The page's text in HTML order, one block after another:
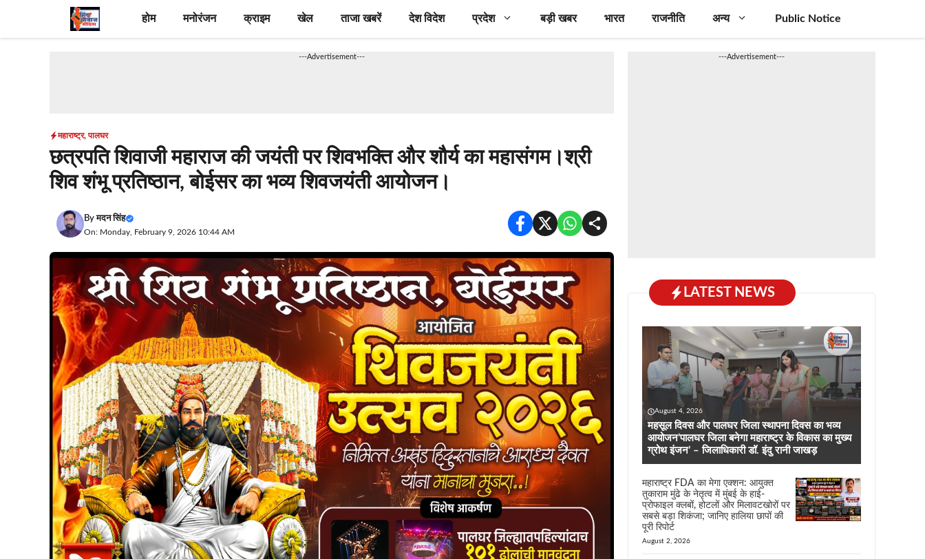
content
होम मनोरंजन क्राइम खेल ताजा खबरें देश विदेश प्रदेश बड़ी खबर भारत राजनीति अन्य Public Notice
---Advertisement---
महाराष्ट्र,पालघर
छत्रपति शिवाजी महाराज की जयंती पर शिवभक्ति और शौर्य का महासंगम।श्री
शिव शंभू प्रतिष्ठान, बोईसर का भव्य शिवजयंती आयोजन।
Byमदन सिंह
On: Monday, February 9, 2026 10:44 AM
---Advertisement---
LATEST NEWS
August 4, 2026
महसूल दिवस और पालघर जिला स्थापना दिवस का भव्य
आयोजन’पालघर जिला बनेगा महाराष्ट्र के विकास का मुख्य
ग्रोथ इंजन’ – जिलाधिकारी डॉ. इंदु रानी जाखड़
महाराष्ट्र FDA का मेगा एक्शन: आयुक्त
तुकाराम मुंढे के नेतृत्व में मुंबई के हाई-
प्रोफाइल क्लबों, होटलों और मिलावटखोरों पर
सबसे बड़ा शिकंजा; जानिए हालिया छापों की
पूरी रिपोर्ट
August 2, 2026